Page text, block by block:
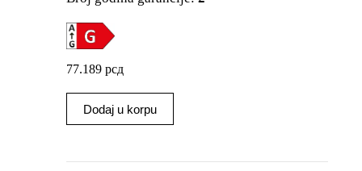
77.189 рсд
Dodaj u korpu